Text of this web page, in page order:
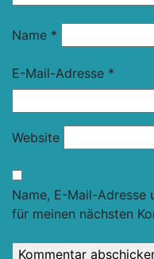
Name *
E-Mail-Adresse *
Website
Name, E-Mail-Adresse
für meinen nächsten